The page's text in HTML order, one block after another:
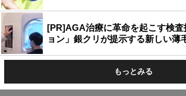
[PR]AGA治療に革命を起こす検査
ョン」銀クリが提示する新しい薄
もっとみる